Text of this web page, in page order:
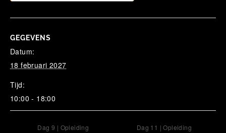
GEGEVENS
Datum:
18 februari 2027
Tijd:
10:00 - 18:00
Dag 9 | Opleiding
Dag 11 | Opleiding